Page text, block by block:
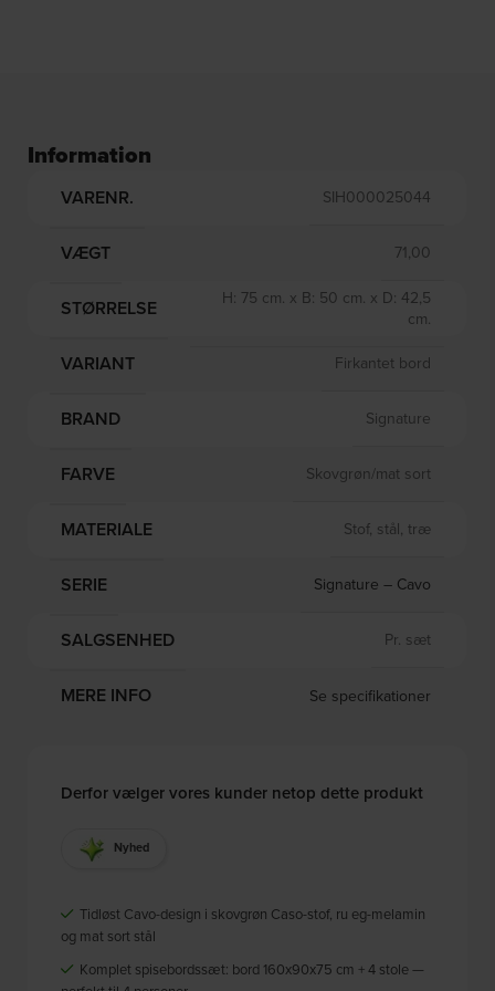
Information
VARENR. SIH000025044
VÆGT 71,00
STØRRELSE
H: 75 cm. x B: 50 cm. x D: 42,5
cm.
VARIANT Firkantet bord
BRAND Signature
FARVE Skovgrøn/mat sort
MATERIALE Stof, stål, træ
SERIE Signature – Cavo
SALGSENHED Pr. sæt
MERE INFO Se specifikationer
Derfor vælger vores kunder netop dette produkt
Nyhed
Tidløst Cavo-design i skovgrøn Caso-stof, ru eg-melamin
og mat sort stål
Komplet spisebordssæt: bord 160x90x75 cm + 4 stole —